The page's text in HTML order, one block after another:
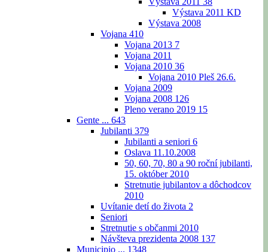
Výstava 2011 KD
Výstava 2008
Vojana 410
Vojana 2013 7
Vojana 2011
Vojana 2010 36
Vojana 2010 Pleš 26.6.
Vojana 2009
Vojana 2008 126
Pleno verano 2019 15
Gente ... 643
Jubilanti 379
Jubilanti a seniori 6
Oslava 11.10.2008
50, 60, 70, 80 a 90 roční jubilanti,
15. október 2010
Stretnutie jubilantov a dôchodcov
2010
Uvítanie detí do života 2
Seniori
Stretnutie s občanmi 2010
Návšteva prezidenta 2008 137
Municipio ... 1348